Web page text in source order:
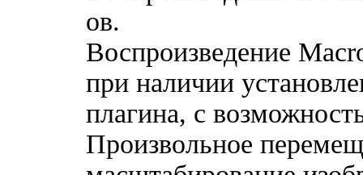
ов.
Воспроизведение
при наличии
плагина, с
Произвольное